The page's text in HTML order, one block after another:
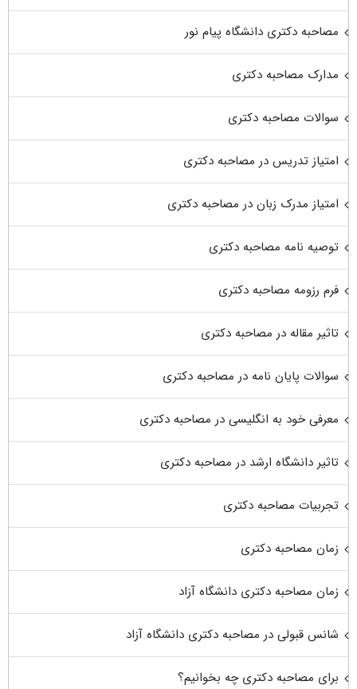
مصاحبه دکتری دانشگاه پیام نور
مدارک مصاحبه دکتری
سوالات مصاحبه دکتری
امتیاز تدریس در مصاحبه دکتری
امتیاز مدرک زبان در مصاحبه دکتری
توصیه نامه مصاحبه دکتری
فرم رزومه مصاحبه دکتری
تاثیر مقاله در مصاحبه دکتری
سوالات پایان نامه در مصاحبه دکتری
معرفی خود به انگلیسی در مصاحبه دکتری
تاثیر دانشگاه ارشد در مصاحبه دکتری
تجربیات مصاحبه دکتری
زمان مصاحبه دکتری
زمان مصاحبه دکتری دانشگاه آزاد
شانس قبولی در مصاحبه دکتری دانشگاه آزاد
برای مصاحبه دکتری چه بخوانیم؟